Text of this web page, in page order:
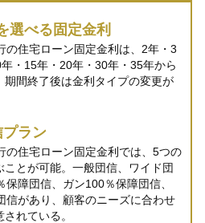
選べる固定金利
の住宅ローン固定金利は、2年・3
・15年・20年・30年・35年から
期間終了後は金利タイプの変更が
ラン
の住宅ローン固定金利では、5つの
ことが可能。一般団信、ワイド団
保障団信、ガン100％保障団信、
信があり、顧客のニーズに合わせ
れている。